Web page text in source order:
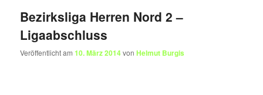
Bezirksliga Herren Nord 2 –
Ligaabschluss
Veröffentlicht am10. März 2014vonHelmut Burgis